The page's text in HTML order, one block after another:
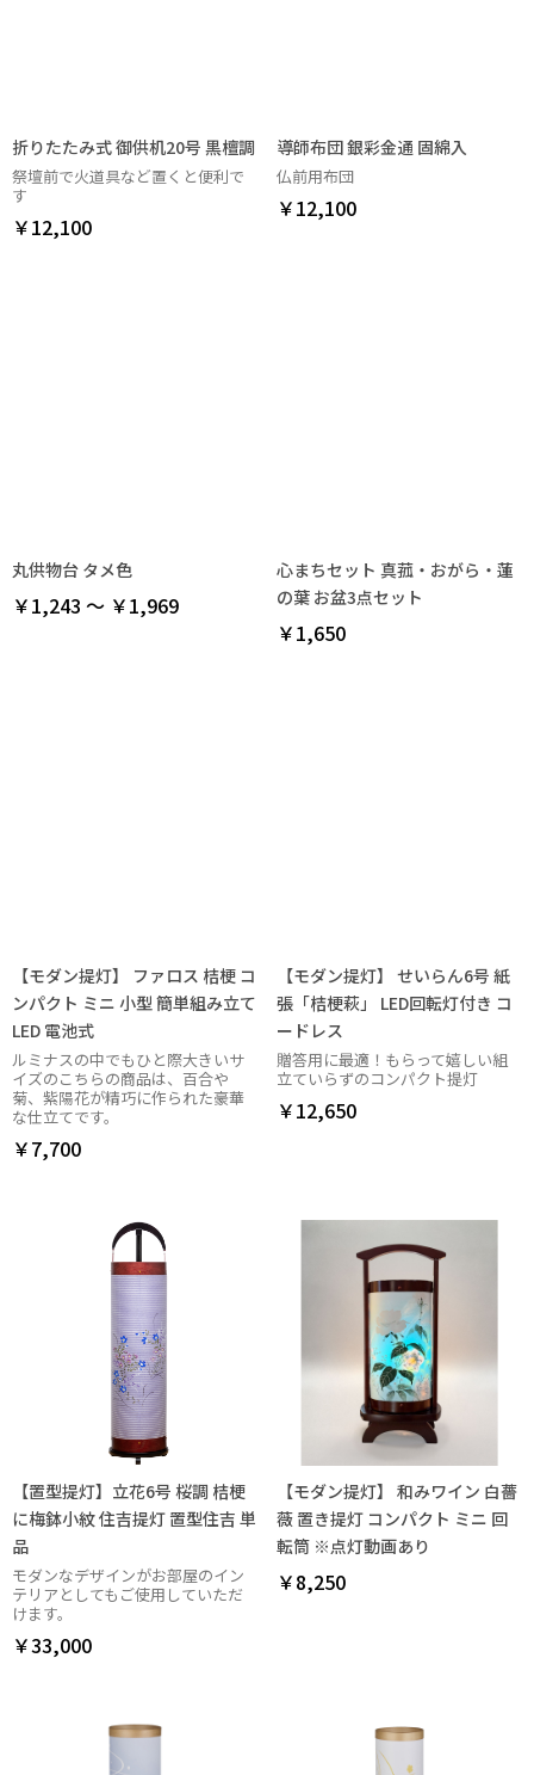
折りたたみ式 御供机20号 黒檀調
祭壇前で火道具など置くと便利で
す
￥12,100
導師布団 銀彩金通 固綿入
仏前用布団
￥12,100
丸供物台 タメ色
￥1,243 ～ ￥1,969
心まちセット 真菰・おがら・蓮
の葉 お盆3点セット
￥1,650
【モダン提灯】 ファロス 桔梗 コ
ンパクト ミニ 小型 簡単組み立て
LED 電池式
ルミナスの中でもひと際大きいサ
イズのこちらの商品は、百合や
菊、紫陽花が精巧に作られた豪華
な仕立てです。
￥7,700
【モダン提灯】 せいらん6号 紙
張「桔梗萩」 LED回転灯付き コ
ードレス
贈答用に最適！もらって嬉しい組
立ていらずのコンパクト提灯
￥12,650
【置型提灯】立花6号 桜調 桔梗
に梅鉢小紋 住吉提灯 置型住吉 単
品
モダンなデザインがお部屋のイン
テリアとしてもご使用していただ
けます。
￥33,000
【モダン提灯】 和みワイン 白薔
薇 置き提灯 コンパクト ミニ 回
転筒 ※点灯動画あり
￥8,250